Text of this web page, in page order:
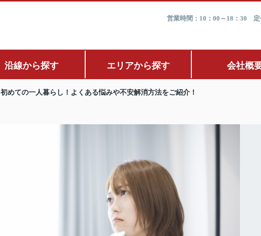
営業時間：10：00～18：30 定
沿線から探す エリアから探す 会社概
初めての一人暮らし！よくある悩みや不安解消方法をご紹介！